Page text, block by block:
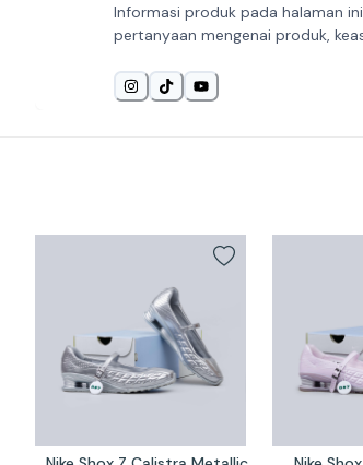
Informasi produk pada halaman
pertanyaan mengenai produk,